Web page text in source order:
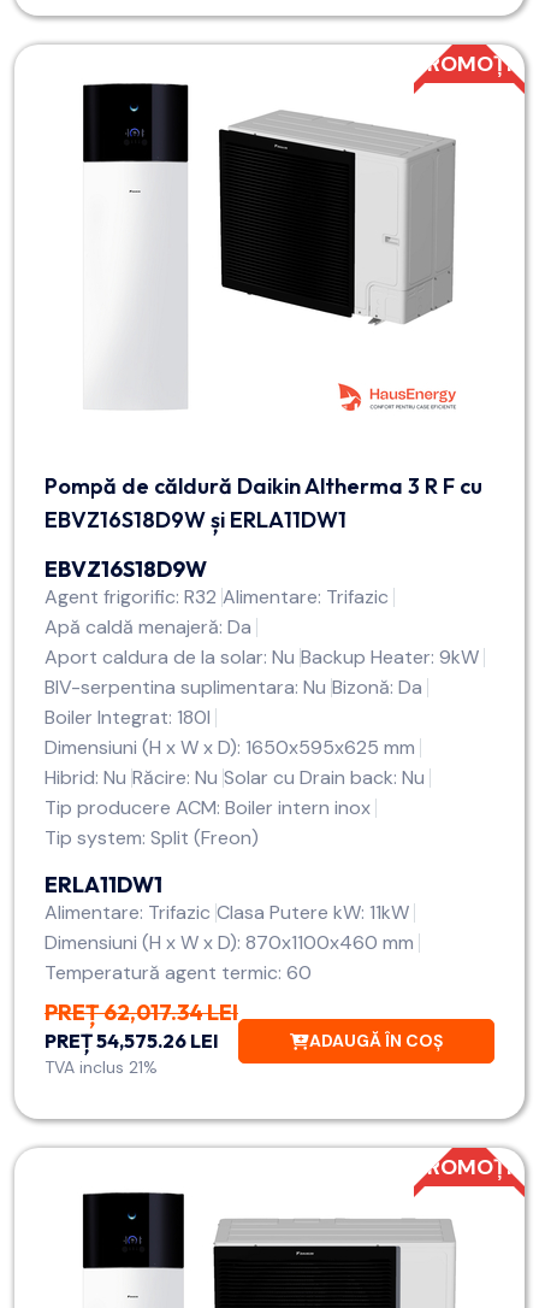
PROMOȚIE
Pompă de căldură Daikin Altherma 3 R F cu
EBVZ16S18D9W și ERLA11DW1
EBVZ16S18D9W
Agent frigorific: R32 Alimentare: Trifazic
Apă caldă menajeră: Da
Aport caldura de la solar: Nu Backup Heater: 9kW
BIV-serpentina suplimentara: Nu Bizonă: Da
Boiler Integrat: 180l
Dimensiuni (H x W x D): 1650x595x625 mm
Hibrid: Nu Răcire: Nu Solar cu Drain back: Nu
Tip producere ACM: Boiler intern inox
Tip system: Split (Freon)
ERLA11DW1
Alimentare: Trifazic Clasa Putere kW: 11kW
Dimensiuni (H x W x D): 870x1100x460 mm
Temperatură agent termic: 60
PREȚ 62,017.34 LEI
PREȚ 54,575.26 LEI
TVA inclus 21%
ADAUGĂ ÎN COȘ
PROMOȚIE